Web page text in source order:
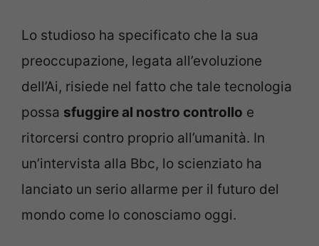
Lo studioso ha specificato che la sua
preoccupazione, legata all’evoluzione
dell’Ai, risiede nel fatto che tale tecnologia
possa sfuggire al nostro controllo e
ritorcersi contro proprio all’umanità. In
un’intervista alla Bbc, lo scienziato ha
lanciato un serio allarme per il futuro del
mondo come lo conosciamo oggi.